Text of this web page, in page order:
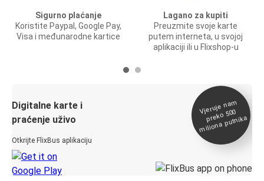
Sigurno plaćanje
Koristite Paypal, Google Pay,
Visa i međunarodne kartice
Lagano za kupiti
Preuzmite svoje karte
putem interneta, u svojoj
aplikaciji ili u Flixshop-u
Digitalne karte i
praćenje uživo
Otkrijte FlixBus aplikaciju
Vjeruje na
m
preko 500
miliona putnika